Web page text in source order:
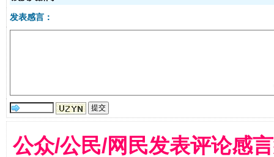
发表感言：
公众/公民/网民发表评论感